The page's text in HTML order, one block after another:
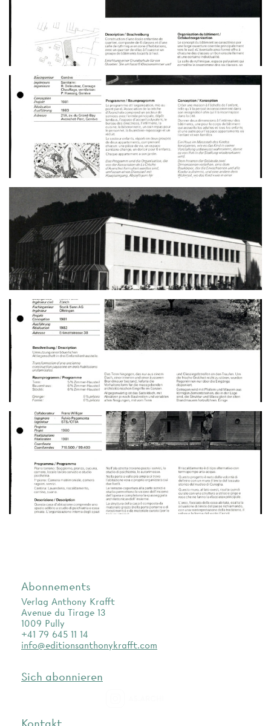
Abonnements
Verlag Anthony Krafft
Avenue du Tirage 13
1009 Pully
+41 79 645 11 14
info@editionsanthonykrafft.com
Sich abonnieren
Kontakt